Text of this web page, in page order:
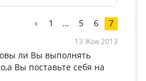
‹ 1 … 5 6 7
13 Жов 2013
ли Вы выполнять
Вы поставьте себя на